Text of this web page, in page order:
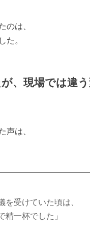
のは、
た。
、現場では違
声は、
を受けていた頃は、
精一杯でした」